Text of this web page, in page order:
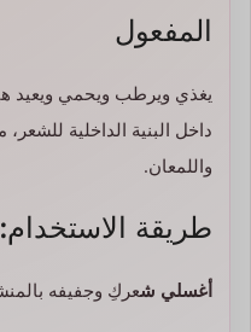
المفعول
يغذي ويرطب ويحمي ويعيد
داخل البنية الداخلية
واللمعان.
طريقة الاستخدام:
أغسلي شعركِ وجفيفه